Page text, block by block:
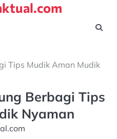
Tips Mudik Aman Mudik
Berbagi Tips
Nyaman